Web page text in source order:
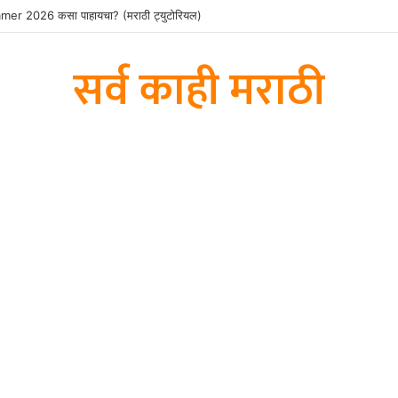
2026 कसा पाहायचा? (मराठी ट्युटोरियल)
सर्व काही मराठी